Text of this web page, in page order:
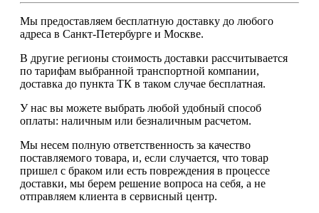
Мы предоставляем бесплатную доставку до любого
адреса в Санкт-Петербурге и Москве.
В другие регионы стоимость доставки рассчитывается
по тарифам выбранной транспортной компании,
доставка до пункта ТК в таком случае бесплатная.
У нас вы можете выбрать любой удобный способ
оплаты: наличным или безналичным расчетом.
Мы несем полную ответственность за качество
поставляемого товара, и, если случается, что товар
пришел с браком или есть повреждения в процессе
доставки, мы берем решение вопроса на себя, а не
отправляем клиента в сервисный центр.